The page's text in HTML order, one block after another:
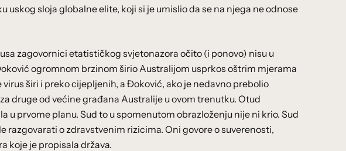
sloja globalne elite, koji si je umislio da se na njega ne odnose
zagovornici etatističkog svjetonazora očito (i ponovo) nisu u
ogromnom brzinom širio Australijom usprkos oštrim mjerama
širi i preko cijepljenih, a Đoković, ako je nedavno prebolio
druge od većine građana Australije u ovom trenutku. Otud
u prvome planu. Sud to u spomenutom obrazloženju nije ni krio. Sud
razgovarati o zdravstvenim rizicima. Oni govore o suverenosti,
koje je propisala država.